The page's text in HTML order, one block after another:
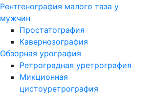
Рентгенография малого таза у
мужчин
Простатография
Кавернозография
Обзорная урография
Ретроградная уретрография
Микционная
цистоуретрография